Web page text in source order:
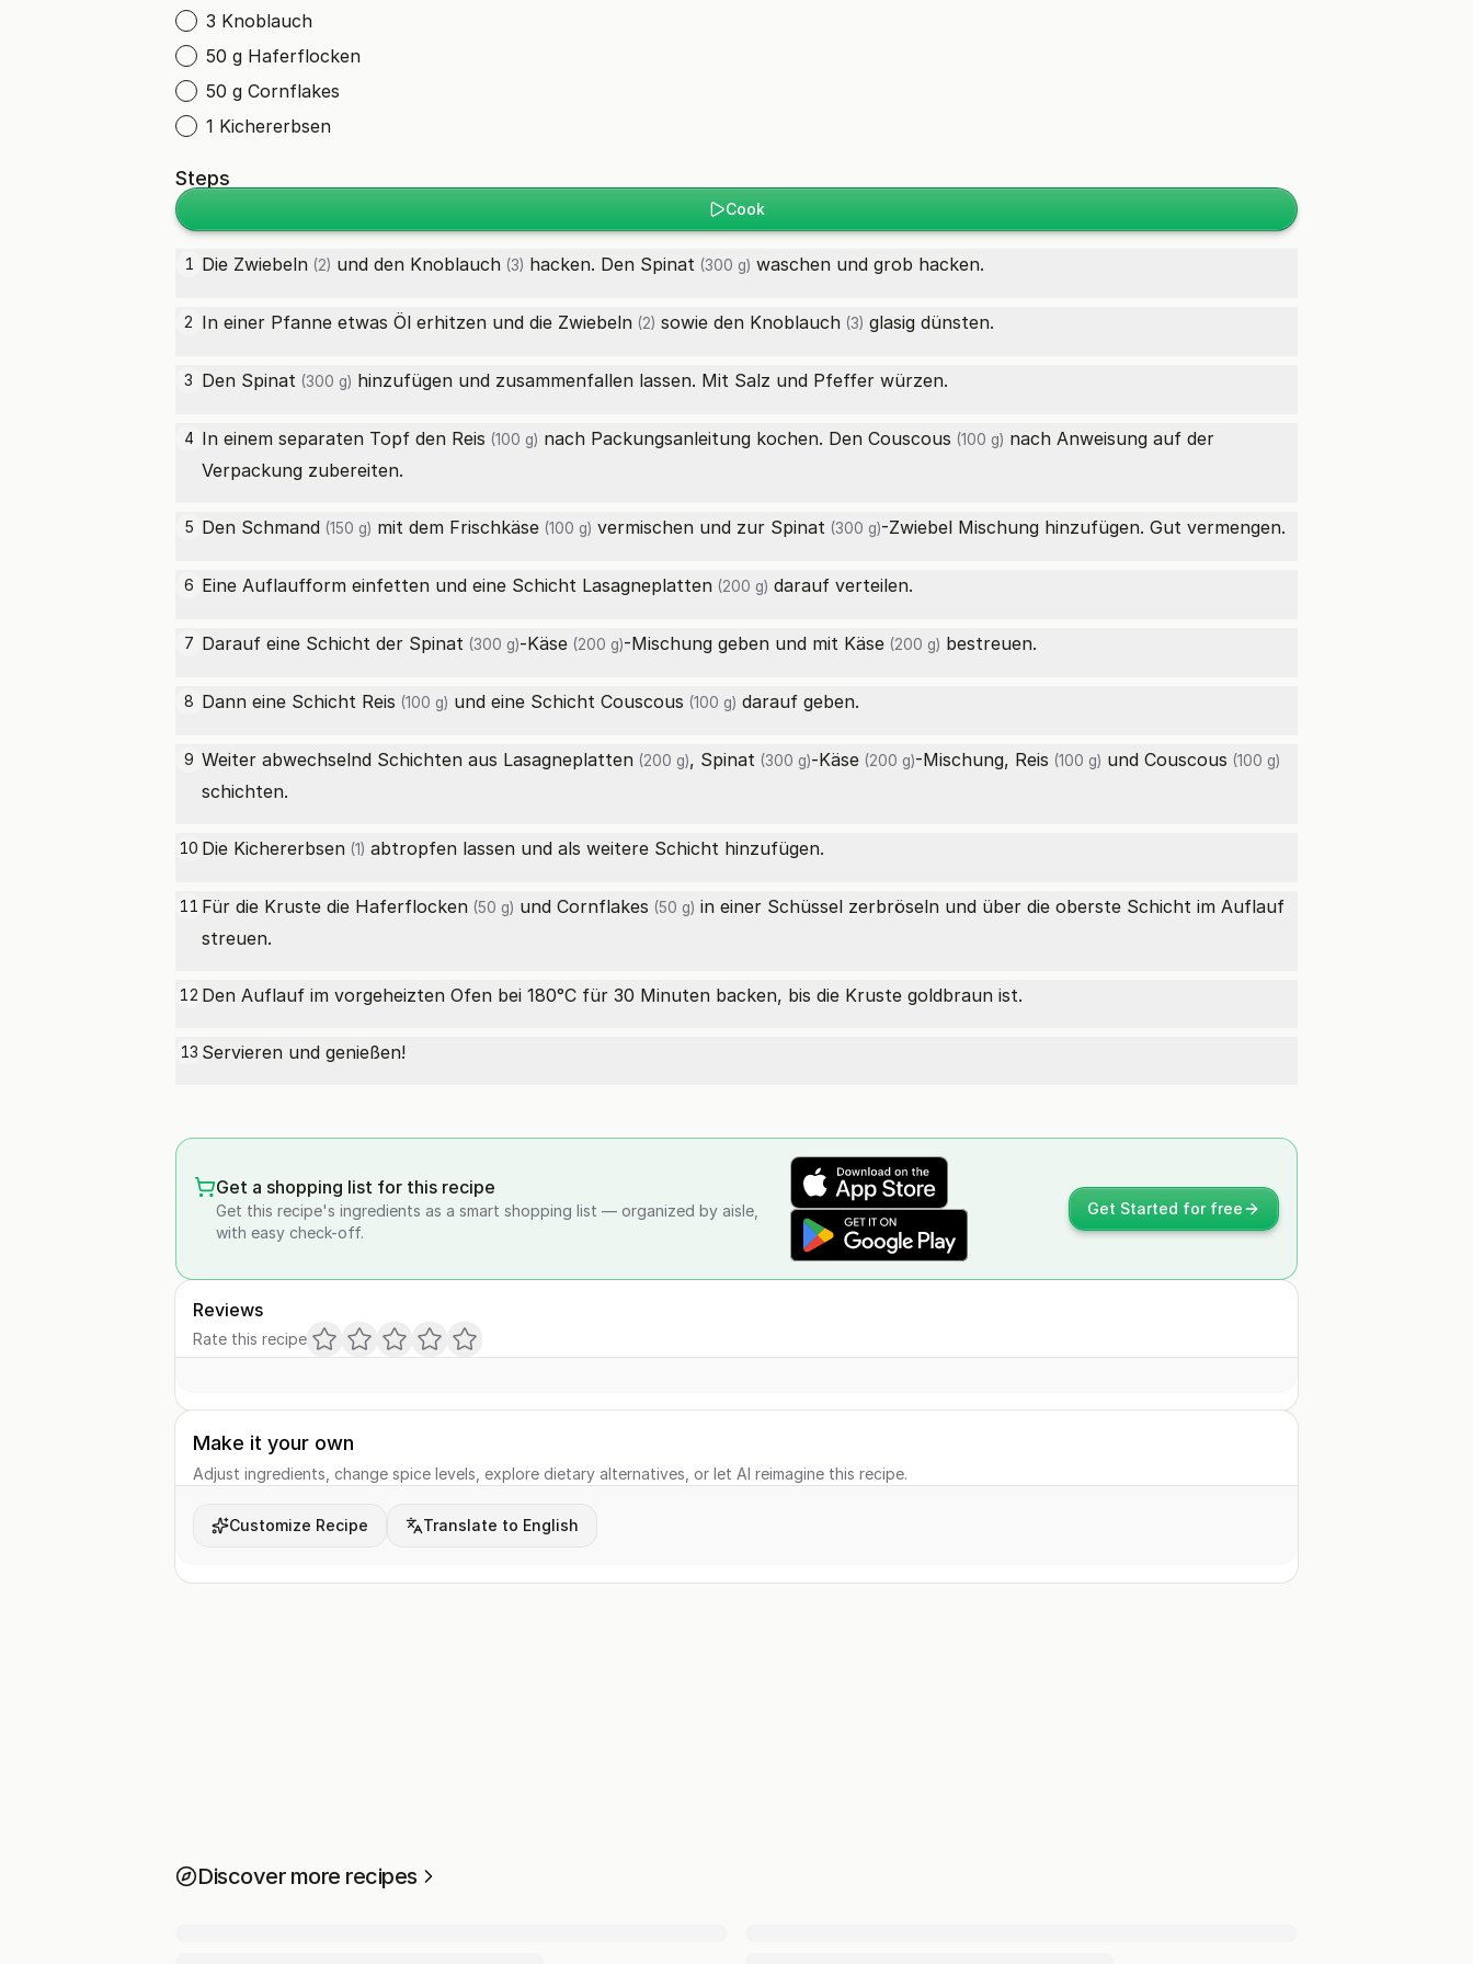
3 Knoblauch
50 g Haferflocken
50 g Cornflakes
1 Kichererbsen
Steps
Cook
1 Die Zwiebeln (2) und den Knoblauch (3) hacken. Den Spinat (300 g) waschen und grob hacken.
2 In einer Pfanne etwas Öl erhitzen und die Zwiebeln (2) sowie den Knoblauch (3) glasig dünsten.
3 Den Spinat (300 g) hinzufügen und zusammenfallen lassen. Mit Salz und Pfeffer würzen.
4 In einem separaten Topf den Reis (100 g) nach Packungsanleitung kochen. Den Couscous (100 g) nach Anweisung auf der
Verpackung zubereiten.
5 Den Schmand (150 g) mit dem Frischkäse (100 g) vermischen und zur Spinat (300 g)-Zwiebel Mischung hinzufügen. Gut vermengen.
6 Eine Auflaufform einfetten und eine Schicht Lasagneplatten (200 g) darauf verteilen.
7 Darauf eine Schicht der Spinat (300 g)-Käse (200 g)-Mischung geben und mit Käse (200 g) bestreuen.
8 Dann eine Schicht Reis (100 g) und eine Schicht Couscous (100 g) darauf geben.
9 Weiter abwechselnd Schichten aus Lasagneplatten (200 g), Spinat (300 g)-Käse (200 g)-Mischung, Reis (100 g) und Couscous (100 g)
schichten.
10 Die Kichererbsen (1) abtropfen lassen und als weitere Schicht hinzufügen.
11 Für die Kruste die Haferflocken (50 g) und Cornflakes (50 g) in einer Schüssel zerbröseln und über die oberste Schicht im Auflauf
streuen.
12 Den Auflauf im vorgeheizten Ofen bei 180°C für 30 Minuten backen, bis die Kruste goldbraun ist.
13 Servieren und genießen!
Get a shopping list for this recipe
Get this recipe's ingredients as a smart shopping list — organized by aisle,
with easy check-off.
Get Started for free
Reviews
Rate this recipe
Make it your own
Adjust ingredients, change spice levels, explore dietary alternatives, or let AI reimagine this recipe.
Customize Recipe Translate to English
Discover more recipes